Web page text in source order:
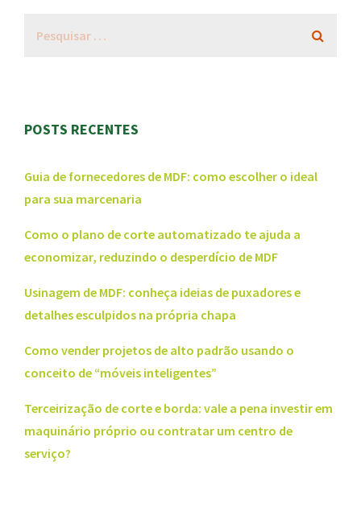
POSTS RECENTES
Guia de fornecedores de MDF: como escolher o ideal
para sua marcenaria
Como o plano de corte automatizado te ajuda a
economizar, reduzindo o desperdício de MDF
Usinagem de MDF: conheça ideias de puxadores e
detalhes esculpidos na própria chapa
Como vender projetos de alto padrão usando o
conceito de “móveis inteligentes”
Terceirização de corte e borda: vale a pena investir em
maquinário próprio ou contratar um centro de
serviço?